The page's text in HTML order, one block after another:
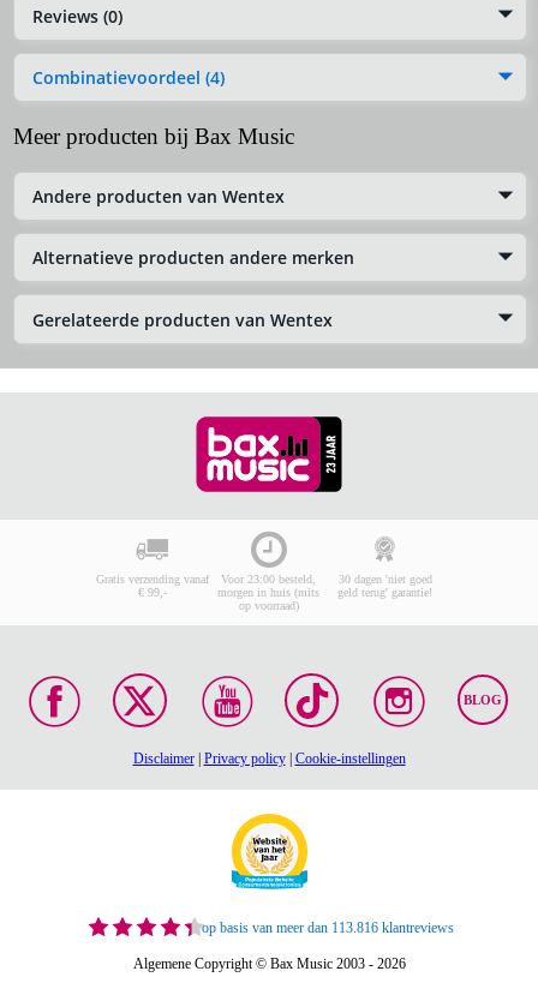
Reviews (0)
Combinatievoordeel (4)
Meer producten bij Bax Music
Andere producten van Wentex
Alternatieve producten andere merken
Gerelateerde producten van Wentex
Gratis verzending vanaf
€ 99,-
Voor 23:00 besteld,
morgen in huis (mits
op voorraad)
30 dagen 'niet goed
geld terug' garantie!
BLOG
Disclaimer| Privacy policy| Cookie-instellingen
op basis van meer dan 113.816 klantreviews
Algemene Copyright © Bax Music 2003 - 2026